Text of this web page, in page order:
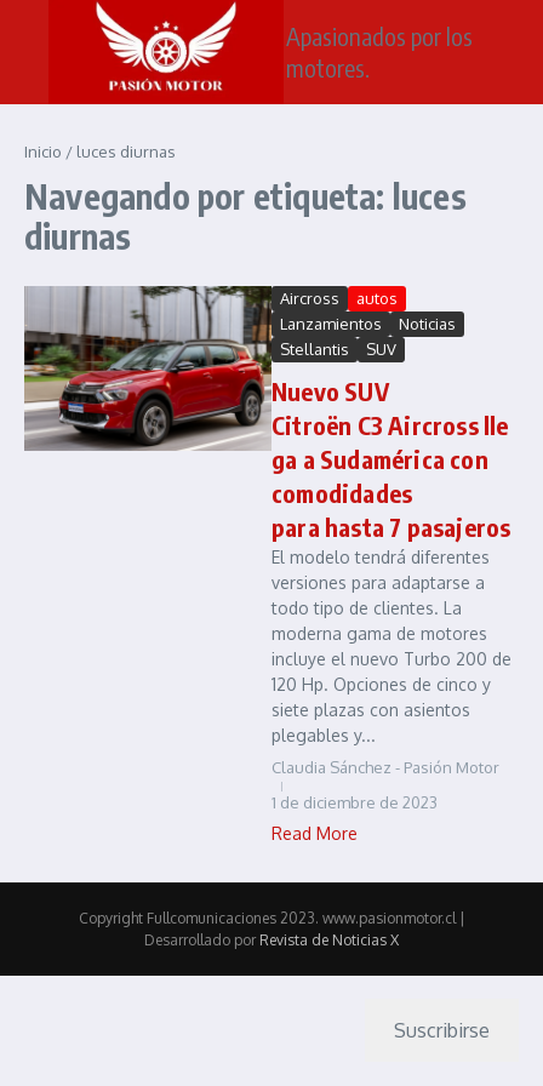
Saltar al contenido
Apasionados por los
motores.
Inicio / luces diurnas
Navegando por etiqueta: luces
diurnas
Aircross
autos
Lanzamientos
Noticias
Stellantis
SUV
Nuevo SUV
Citroën C3 Aircross lle
ga a Sudamérica con
comodidades
para hasta 7 pasajeros
El modelo tendrá diferentes
versiones para adaptarse a
todo tipo de clientes. La
moderna gama de motores
incluye el nuevo Turbo 200 de
120 Hp. Opciones de cinco y
siete plazas con asientos
plegables y...
Claudia Sánchez - Pasión Motor
1 de diciembre de 2023
Read More
Copyright Fullcomunicaciones 2023. www.pasionmotor.cl |
Desarrollado por Revista de Noticias X
Suscribirse